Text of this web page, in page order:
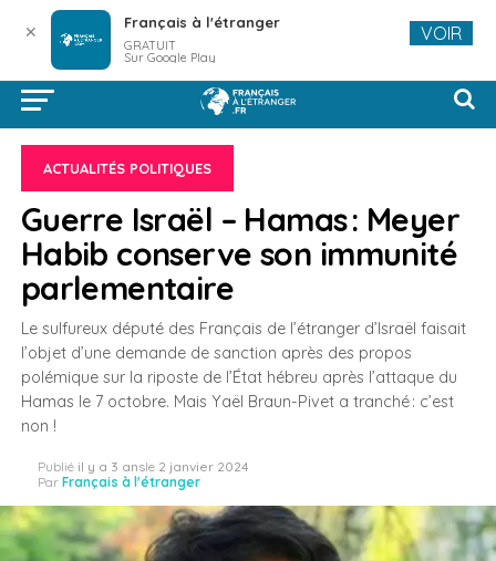
ACTUALITÉS POLITIQUES
Guerre Israël – Hamas : Meyer
Habib conserve son immunité
parlementaire
Le sulfureux député des Français de l’étranger d’Israël faisait
l’objet d’une demande de sanction après des propos
polémique sur la riposte de l’État hébreu après l’attaque du
Hamas le 7 octobre. Mais Yaël Braun-Pivet a tranché : c’est
non !
Publié il y a 3 ansle 2 janvier 2024
Par Français à l'étranger
✕ Français à l'étranger
GRATUIT
Sur Google Play
VOIR